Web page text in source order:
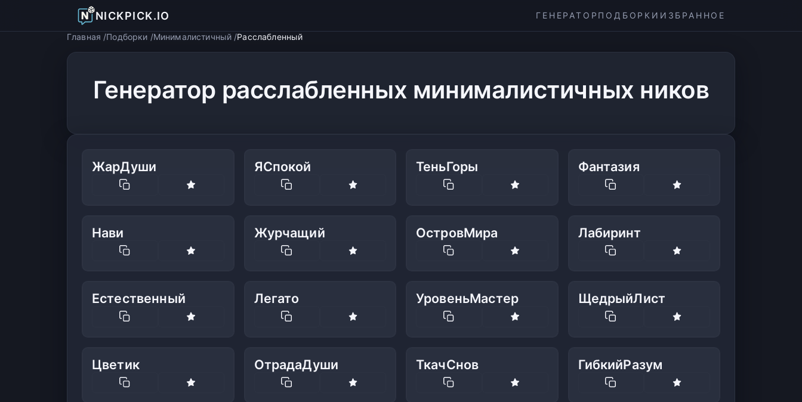
NICKPICK.IO ГЕНЕРАТОР ПОДБОРКИ ИЗБРАННОЕ
Главная Подборки Минималистичный Расслабленный
Генератор расслабленных минималистичных ников
ЖарДуши ЯСпокой ТеньГоры Фантазия
Нави Журчащий ОстровМира Лабиринт
Естественный Легато УровеньМастер ЩедрыйЛист
Цветик ОтрадаДуши ТкачСнов ГибкийРазум